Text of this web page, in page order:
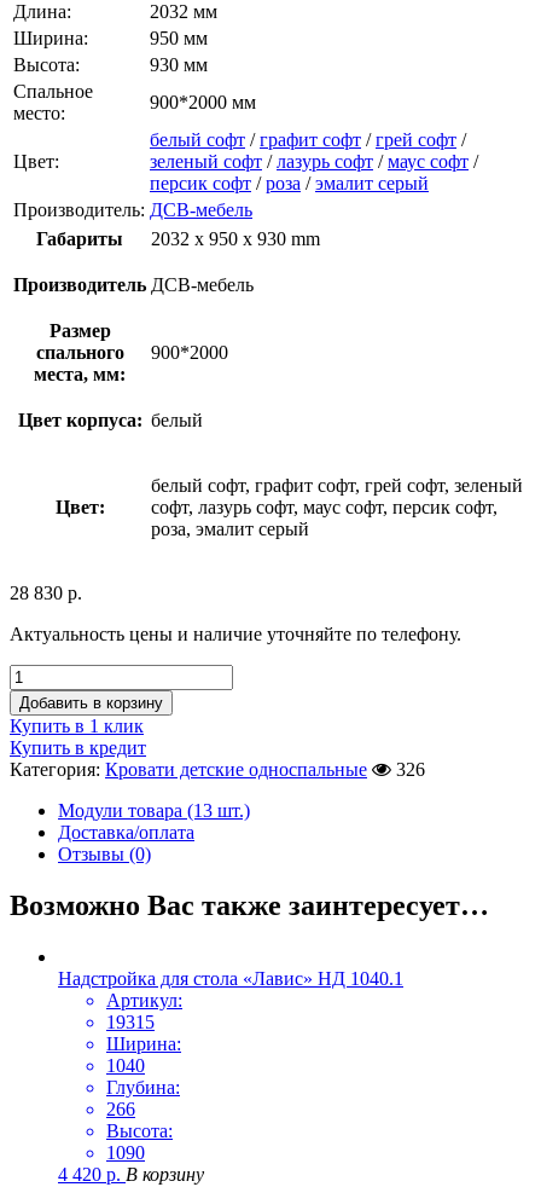
Длина:
2032 мм
Ширина:
950 мм
Высота:
930 мм
Спальное
место:
900*2000 мм
Цвет:
белый софт /графит софт /грей софт /
зеленый софт /лазурь софт /маус софт /
персик софт /роза /эмалит серый
Производитель: ДСВ-мебель
Габариты
2032 x 950 x 930 mm
Производитель ДСВ-мебель
Размер
спального
места, мм:
900*2000
Цвет корпуса: белый
Цвет:
белый софт, графит софт, грей софт, зеленый
софт, лазурь софт, маус софт, персик софт,
роза, эмалит серый
28 830 р.
Актуальность цены и наличие уточняйте по телефону.
Добавить в корзину
Купить в 1 клик
Купить в кредит
Категория: Кровати детские односпальные
326
Модули товара (13 шт.)
Доставка/оплата
Отзывы (0)
Возможно Вас также заинтересует…
Надстройка для стола «Лавис» НД 1040.1
Артикул:
19315
Ширина:
1040
Глубина:
266
Высота:
1090
4 420 р. В корзину